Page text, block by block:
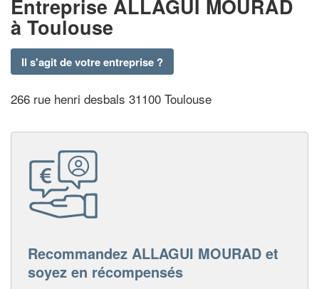
Entreprise ALLAGUI MOURAD
à Toulouse
Il s'agit de votre entreprise ?
266 rue henri desbals 31100 Toulouse
Recommandez ALLAGUI MOURAD et
soyez en récompensés